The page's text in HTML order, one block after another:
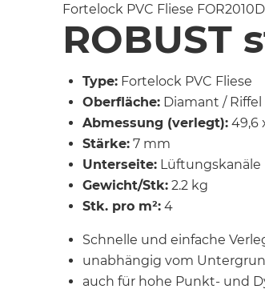
Fortelock PVC Fliese
ROBUST
Type: Fortelock PVC Fliese
Oberfläche: Diamant / Riffel
Abmessung (verlegt): 49,6
Stärke: 7 mm
Unterseite: Lüftungskanäle
Gewicht/Stk: 2.2 kg
Stk. pro m²: 4
Schnelle und einfache
unabhängig vom
auch für hohe Punkt- und